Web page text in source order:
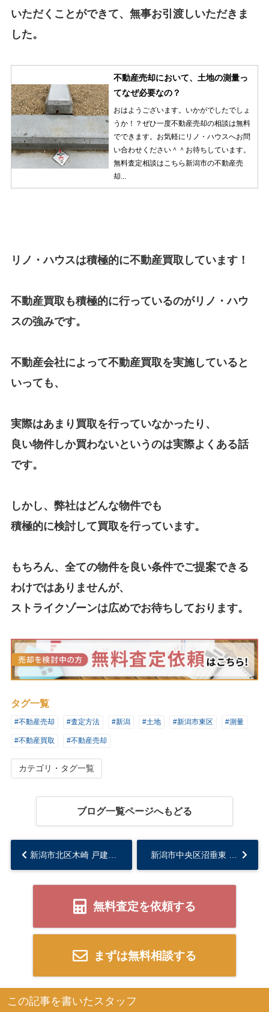
いただくことができて、無事お引渡しいただきま
した。
不動産売却において、土地の測量っ
てなぜ必要なの？
おはようございます。いかがでしたでしょ
うか！？ぜひ一度不動産売却の相談は無料
でできます。お気軽にリノ・ハウスへお問
い合わせください＾＾お待ちしています。
無料査定相談はこちら新潟市の不動産売
却...
リノ・ハウスは積極的に不動産買取しています！
不動産買取も積極的に行っているのがリノ・ハウ
スの強みです。
不動産会社によって不動産買取を実施していると
いっても、
実際はあまり買取を行っていなかったり、
良い物件しか買わないというのは実際よくある話
です。
しかし、弊社はどんな物件でも
積極的に検討して買取を行っています。
もちろん、全ての物件を良い条件でご提案できる
わけではありませんが、
ストライクゾーンは広めでお待ちしております。
タグ一覧
#不動産売却 #査定方法 #新潟 #土地 #新潟市東区 #測量
#不動産買取 #不動産売却
カテゴリ・タグ一覧
ブログ一覧ページへもどる
無料査定を依頼する
まずは無料相談する
この記事を書いたスタッフ